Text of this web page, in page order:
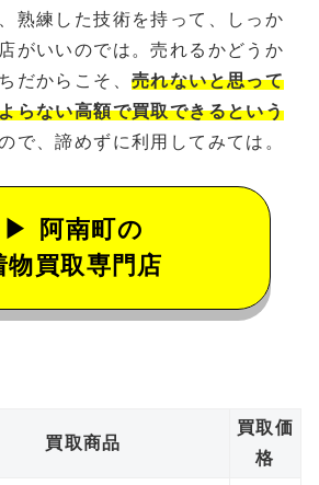
熟練した技術を持って、しっか
がいいのでは。売れるかどうか
だからこそ、 売れないと思って
らない高額で買取できるという
で、諦めずに利用してみては。
阿南町の
物買取専門店
買取商品
買取価
格